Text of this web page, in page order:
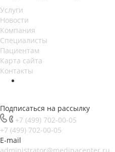
Услуги
Новости
Компания
Специалисты
Пациентам
Карта сайта
Контакты
Подписаться на рассылку
+7 (499) 702-00-05
+7 (499) 702-00-05
E-mail